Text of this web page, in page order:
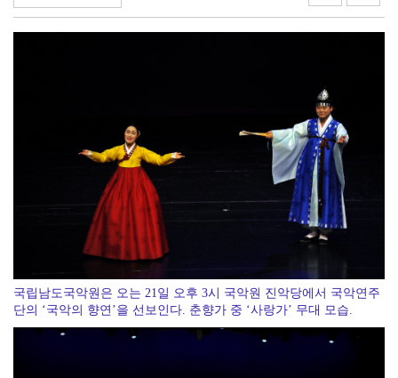
[속보]전남광주특별시 초대 시민추천 부시장에 백승주·윤...
국립남도국악원은 오는 21일 오후 3시 국악원 진악당에서 국악연주
단의 ‘국악의 향연’을 선보인다. 춘향가 중 ‘사랑가’ 무대 모습.